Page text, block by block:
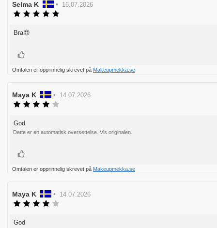
Forfatter:
Selma K • Omtaledato:
16.07.2026
Omtaletekst:
Bra😍
Liker
Omtalen er opprinnelig skrevet på Makeupmekka.se
Forfatter:
Maya K • Omtaledato:
14.07.2026
mulige
Omtaletekst:
God
Dette er en automatisk oversettelse. Vis originalen.
Liker
Omtalen er opprinnelig skrevet på Makeupmekka.se
Forfatter:
Maya K • Omtaledato:
14.07.2026
Omtaletekst:
God